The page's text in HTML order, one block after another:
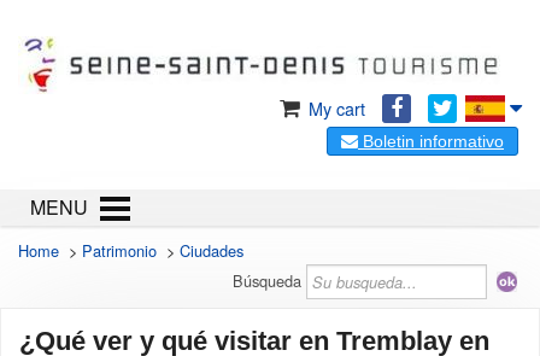
My cart
Boletin informativo
MENU
Home > Patrimonio > Ciudades
Búsqueda
¿Qué ver y qué visitar en Tremblay en